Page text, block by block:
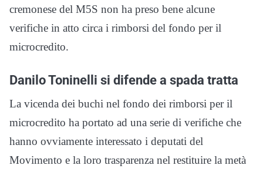
cremonese del M5S non ha preso bene alcune
verifiche in atto circa i rimborsi del fondo per il
microcredito.
Danilo Toninelli si difende a spada tratta
La vicenda dei buchi nel fondo dei rimborsi per il
microcredito ha portato ad una serie di verifiche che
hanno ovviamente interessato i deputati del
Movimento e la loro trasparenza nel restituire la metà